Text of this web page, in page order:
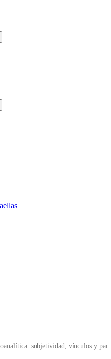
subjetividad, vínculos y